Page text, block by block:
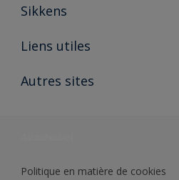
Sikkens
A propos de Sikkens
Liens utiles
Ouvrir un magasin PASS
Autres sites
Politique en matière de cookies